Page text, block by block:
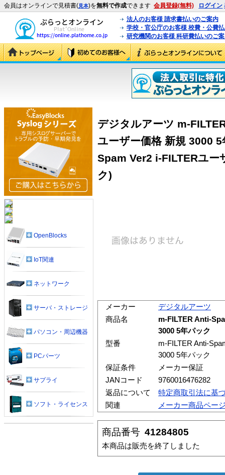
会員はオンラインで見積書(見本)を無料で作成できます 会員登録(無料) ログイン
法人のお客様 請求書払いのご案内
学校・官公庁のお客様 校費・公費
研究機関のお客様 科研費払いのご
デジタルアーツ m-
ユーザー価格 新規 3000
Spam Ver2 i-FILTERユー
ク)
メーカー
デジタルアーツ
商品名
m-FILTER Anti-
3000 5年パック
型番
m-FILTER Anti-
3000 5年パック
保証条件
メーカー保証
JANコード
9760016476282
返品について
特定商取引法に基
関連
メーカー商品ペー
商品番号 41284805
本商品は販売を終了しました
OpenBlocks
IoT関連
ネットワーク
サーバ・ストレージ
パソコン・周辺機器
PCパーツ
サプライ
ソフト・ライセンス